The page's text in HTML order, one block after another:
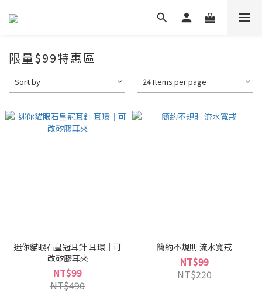
限量$99特惠區
Sort by 24 Items per page
迷你貓眼石皇冠耳針 耳環｜可
改矽膠耳夾
NT$99
NT$490
簡約不規則 流水寬戒
NT$99
NT$220